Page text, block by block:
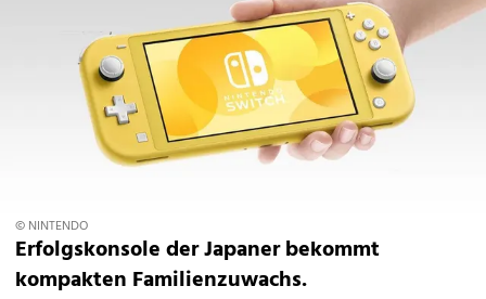
© NINTENDO
Erfolgskonsole der Japaner bekommt
kompakten Familienzuwachs.